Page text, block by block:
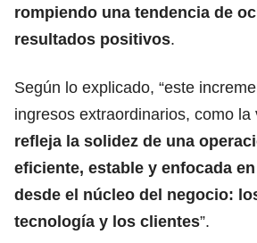
rompiendo una tendencia de
resultados positivos.
Según lo explicado, “este
ingresos extraordinarios, como la
refleja la solidez de una
eficiente, estable y enfocada
desde el núcleo del negocio:
tecnología y los clientes”.